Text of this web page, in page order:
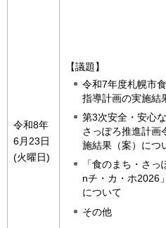
令和8年
6月23日
(火曜日)
【議題】
令和7年度札幌市
指導計画の実施結
第3次安全・安心
さっぽろ推進計画
施結果（案）につ
「食のまち・さ
nチ・カ・ホ2026
について
その他